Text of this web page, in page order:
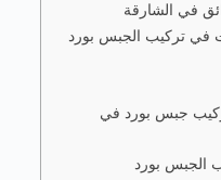
في الشارقة
في تركيب الجبس بورد
جبس بورد في
الجبس بورد